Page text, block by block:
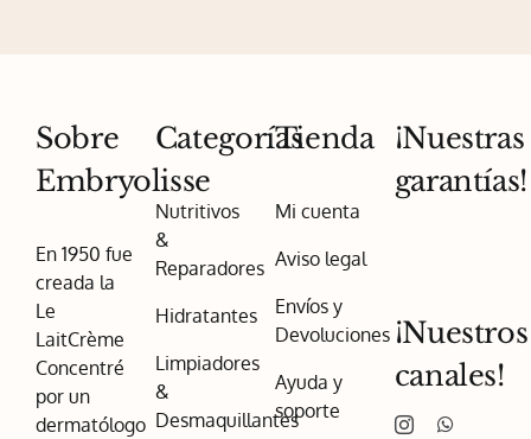
Sobre
Embryolisse
En 1950 fue
creada la
Le
LaitCrème
Concentré
por un
dermatólogo
Categorías
Nutritivos
&
Reparadores
Hidratantes
Limpiadores
&
Desmaquillantes
Tienda
Mi cuenta
Aviso legal
Envíos y
Devoluciones
Ayuda y
soporte
¡Nuestras
garantías!
¡Nuestros
canales!